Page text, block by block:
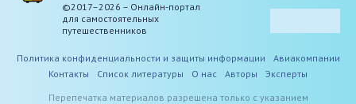
©2017–2026 – Онлайн-портал
для самостоятельных
путешественников
Политика конфиденциальности и защиты информации
Авиакомпании
Контакты
Список литературы О нас Авторы
Эксперты
Перепечатка материалов разрешена только с указанием